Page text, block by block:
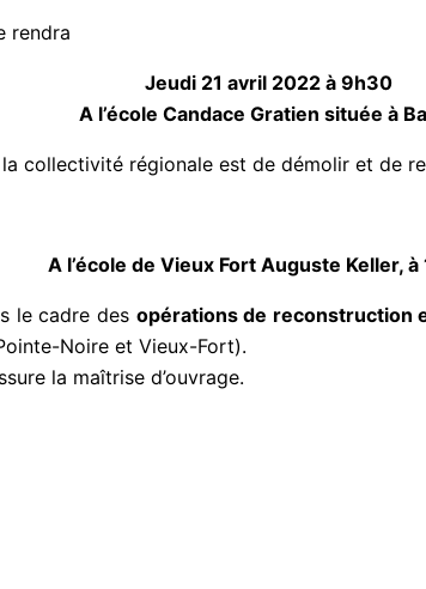
rendra
Jeudi 21 avril 2022 à 9h30
A l’école Candace Gratien située à
collectivité régionale est de démolir et de
A l’école de Vieux Fort Auguste Keller,
le cadre des opérations de reconstruction
Noire et Vieux-Fort).
la maîtrise d’ouvrage.